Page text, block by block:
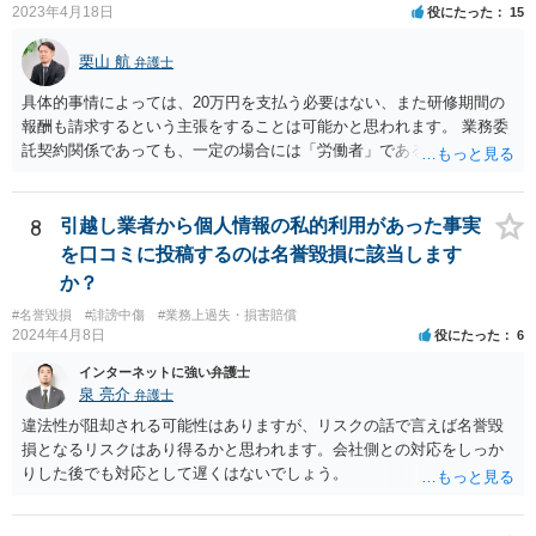
2023年4月18日 役にたった 15
栗山 航 弁護士
具体的事情によっては、20万円を支払う必要はない、また研修期間の
報酬も請求するという主張をすることは可能かと思われます。 業務委
託契約関係であっても、一定の場合には「労働者」であるとして労働
属性が認められる場合、すなわち、①使用者の指揮監督下において労
務の提供をする者であること、②労務に対する対償を支払われる者で
あることという２つの要件を満たした場合に認められるとされます。
この判断は、様々な個別的事情に照らして総合的に判断されるもので
す。 「労働者」であるといえる場合、20万円の違約金を予定する規
定は、労働基準法16条違反となります。したがって、「労働者」であ
ると主張し、労働基準法16条を根拠に20万円の支払を拒むことは考え
られます（ただしその場合も、現実に発生した損害分を別途請求され
ることはあり得ます）。 また「労働者」であるといえる場合、研修
期間とはいえ業務として研修への参加が強制されているのであれば、
研修期間分の報酬も請求できる可能性があります。すなわち、業務と
の関連性が認められる研修について、それが使用者の明示・黙示の指
示に基づくもので、その参加が事実上強制されている場合には、労働
8
引越し業者から個人情報の私的利用があった事実
を口コミに投稿するのは名誉毀損に該当します
か？
#名誉毀損 #誹謗中傷 #業務上過失・損害賠償
2024年4月8日 役にたった 6
インターネットに強い弁護士
泉 亮介 弁護士
違法性が阻却される可能性はありますが、リスクの話で言えば名誉毀
損となるリスクはあり得るかと思われます。会社側との対応をしっか
りした後でも対応として遅くはないでしょう。